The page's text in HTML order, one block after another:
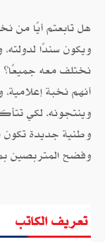
هل تابعتم أيًا من
ويكون سندًا
نختلف معه
أنهم نخبة
وينتجونه، لكي
وطنية جديدة تكون
وفضح المتربصين
تعريف الكاتب